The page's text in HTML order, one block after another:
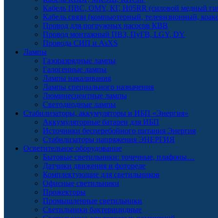
Кабель ПВС, OMY, КГ, H05RR (силовой медный
Кабель связи (компьютерный, телевизионный,
Провод для погружных насосов КВВ
Провод монтажный ПВЗ, ПуГВ, LGY, DY
Провода СИП и AsXS
Лампы
Газоразрядные лампы
Галогенные лампы
Лампы накаливания
Лампы специального назначения
Люминесцентные лампы
Светодиодные лампы
Стабилизаторы, аккумуляторы и ИБП «Энергия»
Аккумуляторные батареи для ИБП
Источники бесперебойного питания Энергия
Стабилизаторы напряжения ЭНЕРГИЯ
Осветительное оборудование
Бытовые светильники: точечные, плафоны…
Датчики движения и фотореле
Комплектующие для светильников
Офисные светильники
Прожекторы
Промышленные светильники
Светильники бактерицидные